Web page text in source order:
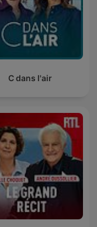
C dans l'air